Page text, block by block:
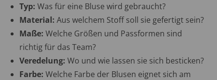
Typ: Was für eine Bluse wird gebraucht?
Material: Aus welchem Stoff soll sie gefertigt sein?
Maße: Welche Größen und Passformen sind
richtig für das Team?
Veredelung: Wo und wie lassen sie sich besticken?
Farbe: Welche Farbe der Blusen eignet sich am